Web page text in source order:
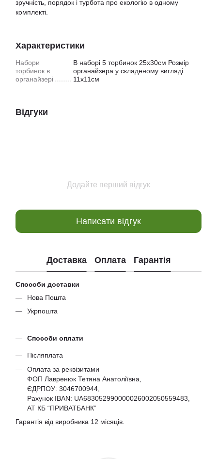
зручність, порядок і турбота про екологію в одному
комплекті.
Характеристики
Набори
торбинок в
органайзері
В наборі 5 торбинок 25х30см Розмір
органайзера у складеному вигляді
11х11см
Відгуки
Додайте перший відгук
Написати відгук
Доставка Оплата Гарантія
Способи доставки
Нова Пошта
Укрпошта
Способи оплати
Післяплата
Оплата за реквізитами
ФОП Лавренюк Тетяна Анатоліївна,
ЄДРПОУ: 3046700944
Рахунок IBAN: UA683052990000026002050559483,
АТ КБ “ПРИВАТБАНК”
Гарантія від виробника 12 місяців.